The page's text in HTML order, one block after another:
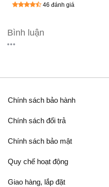
46 đánh giá
Bình luận
Chính sách bảo hành
Chính sách đổi trả
Chính sách bảo mật
Quy chế hoạt động
Giao hàng, lắp đặt